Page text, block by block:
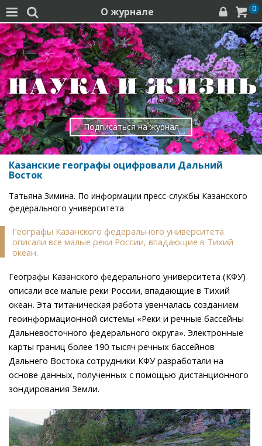
  О журнале   0
Подписаться на журнал
Казанские географы оцифровали Дальний
Восток
Татьяна Зимина. По информации пресс-службы Казанского
федерального университета
Географы Казанского федерального университета
описали все малые реки России, впадающие в Тихий
океан.
Географы Казанского федерального университета (КФУ)
описали все малые реки России, впадающие в Тихий
океан. Эта титаническая работа увенчалась созданием
геоинформационной системы «Реки и речные бассейны
Дальневосточного федерального округа». Электронные
карты границ более 190 тысяч речных бассейнов
Дальнего Востока сотрудники КФУ разработали на
основе данных, полученных с помощью дистанционного
зондирования Земли.